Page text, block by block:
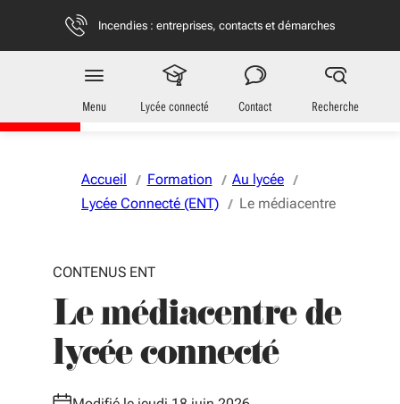
Vous naviguez en mode anonymisé,
Incendies : entreprises, contacts et démarches
Jeunes
en Nouvelle-Aquitaine
Menu Lycée connecté Contact Recherche
Accueil Formation
Au lycée
Lycée Connecté (ENT)
Le médiacentre
CONTENUS ENT
Le médiacentre de
lycée connecté